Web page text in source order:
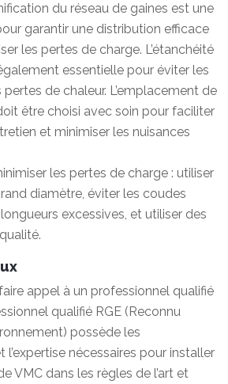
du réseau de gaines est une
garantir une distribution efficace
les pertes de charge. L’étanchéité
essentielle pour éviter les
pertes de chaleur. L’emplacement de
être choisi avec soin pour faciliter
et minimiser les nuisances
les pertes de charge : utiliser
diamètre, éviter les coudes
excessives, et utiliser des
appel à un professionnel qualifié
qualifié RGE (Reconnu
possède les
nécessaires pour installer
VMC dans les règles de l’art et